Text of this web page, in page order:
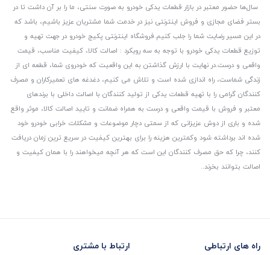
سال‌ها حضور معتبر در بازار قطعات یدکی خودرو به صورت سنتی، ما را بر آن داشت تا در
بستر فضای مجازی و فروش اینترنتی نیز در خدمت شما مشتریان عزیز باشیم، باشد که
در این مسیر رضایت شما را جلب کنیم.فروشگاه اینترنتی پکیج خودرو در جهت تهیه و
توزیع قطعات یدکی خودرو با توجه به سه رویکرد : اصالت کالا، کیفیت مناسب، قیمت
واقعی و درست.در نهایت با ارزش گذاشتن به این واقعیت که خودروی شما، قطعه ای از
زندگی شماست، راه اندازی شده است و تلاش می کنیم، دغدغه های تعمیرکاران و مصرف
کنندگان گرامی را با تهیه قطعات یدکی از تولید کنندگان با اصالت داخلی با برندهای
معتبر و فروش با قیمت واقعی و درست به همراه ضمانت و تایید اصالت کالا، موثر واقع
شده و باری از دوش عزیزانی که از سمتی دچار موضوعات و مشکلات خرابی خودرو خود
شده اند برداشته شود و‌کمترین هزینه را برای بهترین کیفیت در سریع ترین زمان دریافت
کنند، چرا که حق مصرف کنندگان این است که هر آنچه میخواهند را با همان کیفیت و
اصالت بتوانند بخرند..
راه های ارتباطی ارتباط با مشتری